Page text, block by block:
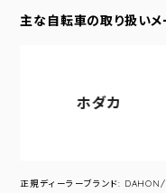
主な自転車の取り扱いメ
ホダカ
正規ディーラーブランド: